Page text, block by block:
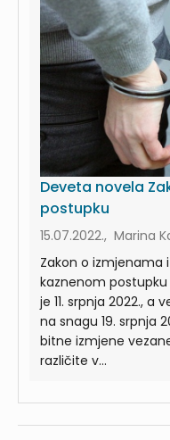
Deveta novela
postupku
15.07.2022., Marina
Zakon o izmjenama
kaznenom
je 11. srpnja 2022.,
na snagu 19. srpnja
bitne izmjene
različite v...